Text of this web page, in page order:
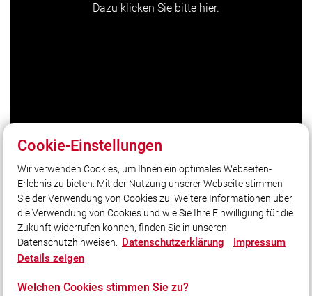
Dazu klicken Sie bitte hier.
Unser Leitsatz
Gott zur Ehr, dem Nächsten zur Wehr
Social Media
Cookie-Einstellungen
Wir verwenden Cookies, um Ihnen ein optimales Webseiten-
Erlebnis zu bieten. Mit der Nutzung unserer Webseite stimmen
Sie der Verwendung von Cookies zu. Weitere Informationen über
die Verwendung von Cookies und wie Sie Ihre Einwilligung für die
Zukunft widerrufen können, finden Sie in unseren
Datenschutzhinweisen. Datenschutzerklärung
Impressum
Details zeigen
Welchen Cookies stimmen Sie zu?